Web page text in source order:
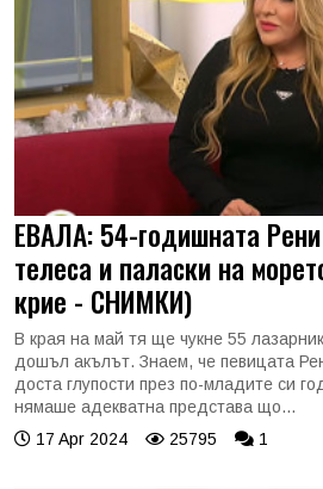
ЕВАЛА: 54-годишната
телеса и паласки на
крие - СНИМКИ)
В края на май тя ще чукне 55
дошъл акълът. Знаем, че певицата
доста глупости през по-младите си
нямаше адекватна представа що...
17 Apr 2024
25795 1